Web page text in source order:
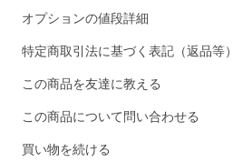
オプションの値段詳細
特定商取引法に基づく表記（返品等）
この商品を友達に教える
この商品について問い合わせる
買い物を続ける